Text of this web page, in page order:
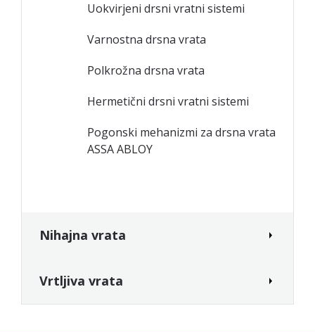
Uokvirjeni drsni vratni sistemi
Varnostna drsna vrata
Polkrožna drsna vrata
Hermetični drsni vratni sistemi
Pogonski mehanizmi za drsna vrata
ASSA ABLOY
Nihajna vrata
Vrtljiva vrata